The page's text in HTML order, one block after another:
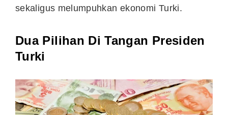
sekaligus melumpuhkan ekonomi Turki.
Dua Pilihan Di Tangan Presiden
Turki